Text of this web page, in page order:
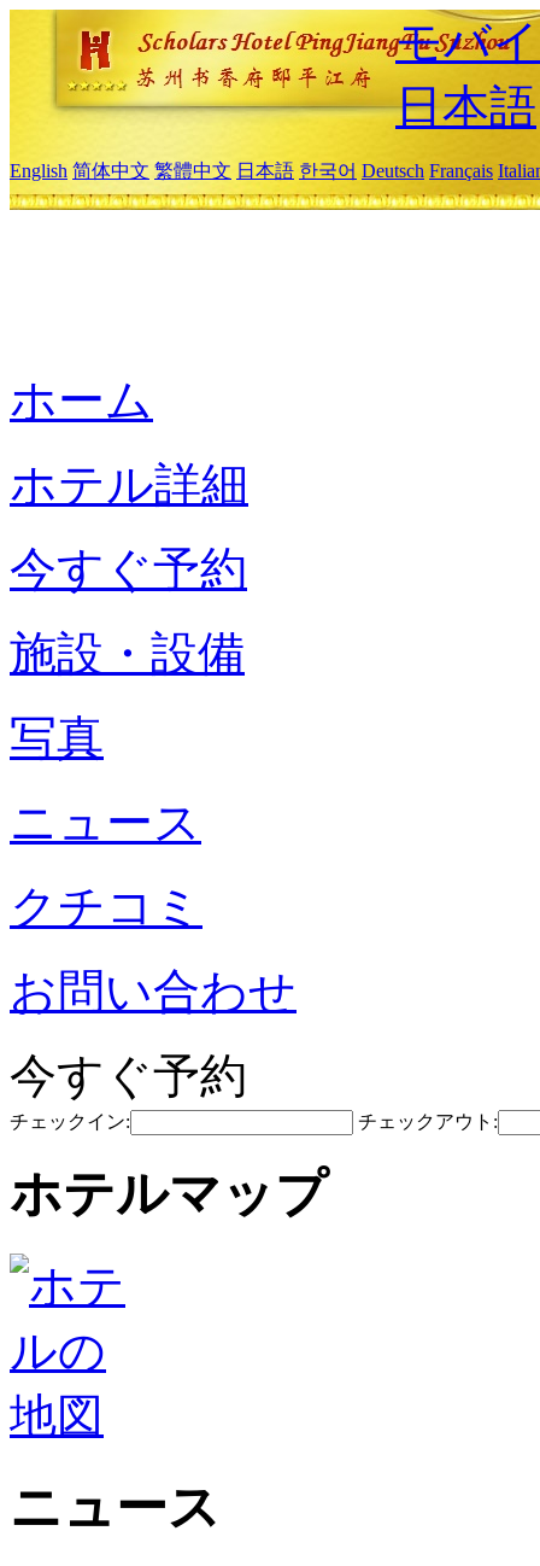
モバ
日本語
English 简体中文 繁體中文 日本語 한국어 Deutsch Français
ホーム
ホテル詳細
今すぐ予約
施設・設備
写真
ニュース
クチコミ
お問い合わせ
今すぐ予約
チェックイン: チェックアウト:
ホテルマップ
ニュース